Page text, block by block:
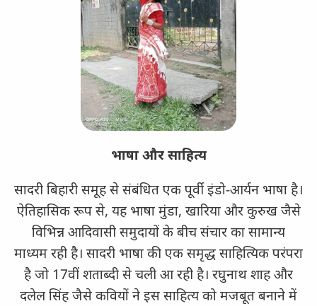
भाषा और साहित्य
सादरी बिहारी समूह से संबंधित एक पूर्वी इंडो-आर्यन भाषा है।
ऐतिहासिक रूप से, यह भाषा मुंडा, खारिया और कुरुख जैसे
विभिन्न आदिवासी समुदायों के बीच संचार का सामान्य
माध्यम रही है। सादरी भाषा की एक समृद्ध साहित्यिक परंपरा
है जो 17वीं शताब्दी से चली आ रही है। रघुनाथ शाह और
दलेल सिंह जैसे कवियों ने इस साहित्य को मजबूत बनाने में